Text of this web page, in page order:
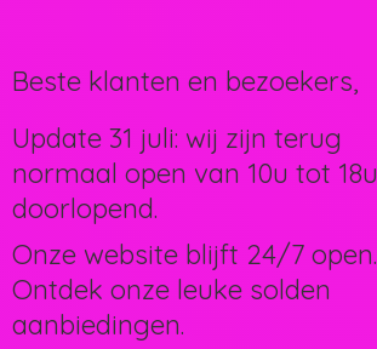
Beste klanten en bezoekers,
Update 31 juli: wij zijn terug
normaal open van 10u tot 18u
doorlopend.
Onze website blijft 24/7 open.
Ontdek onze leuke solden
aanbiedingen.